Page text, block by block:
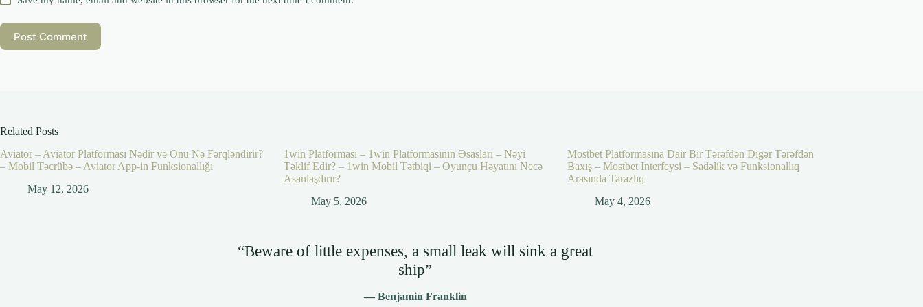
Post Comment
Related Posts
Aviator – Aviator Platforması Nədir və Onu Nə Fərqləndirir?
– Mobil Təcrübə – Aviator App-in Funksionallığı
May 12, 2026
1win Platforması – 1win Platformasının Əsasları – Nəyi
Təklif Edir? – 1win Mobil Tətbiqi – Oyunçu Həyatını Necə
Asanlaşdırır?
May 5, 2026
Mostbet Platformasına Dair Bir Tərəfdən Digər Tərəfdən
Baxış – Mostbet Interfeysi – Sadəlik və Funksionallıq
Arasında Tarazlıq
May 4, 2026
“Beware of little expenses, a small leak will sink a great
ship”
— Benjamin Franklin